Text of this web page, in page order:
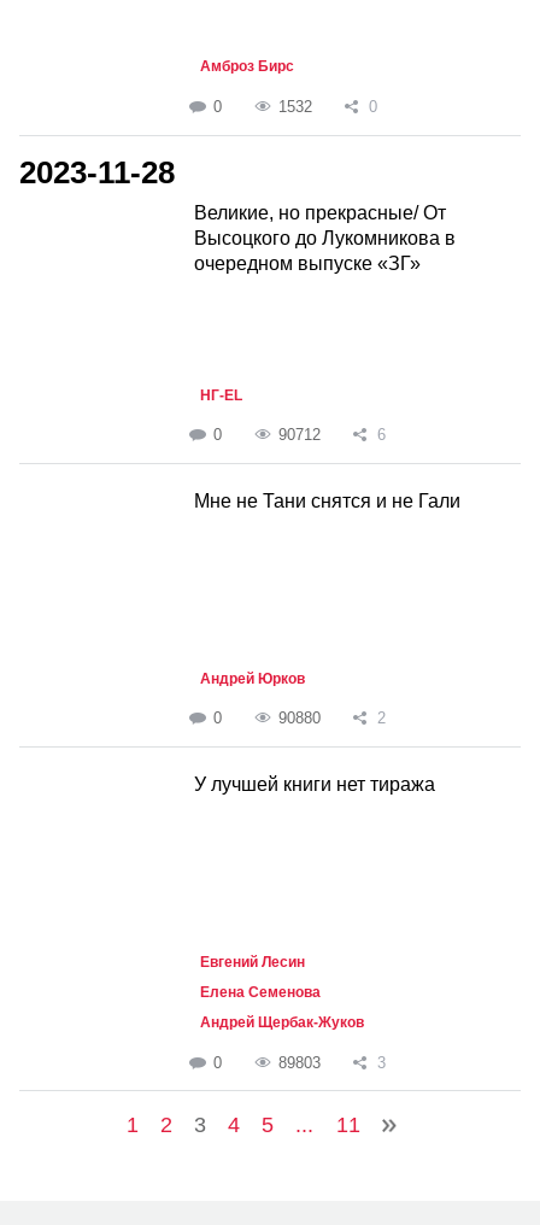
Амброз Бирс
0 1532 0
2023-11-28
Великие, но прекрасные/ От
Высоцкого до Лукомникова в
очередном выпуске «ЗГ»
НГ-EL
0 90712 6
Мне не Тани снятся и не Гали
Андрей Юрков
0 90880 2
У лучшей книги нет тиража
Евгений Лесин
Елена Семенова
Андрей Щербак-Жуков
0 89803 3
1 2 3 4 5 ... 11